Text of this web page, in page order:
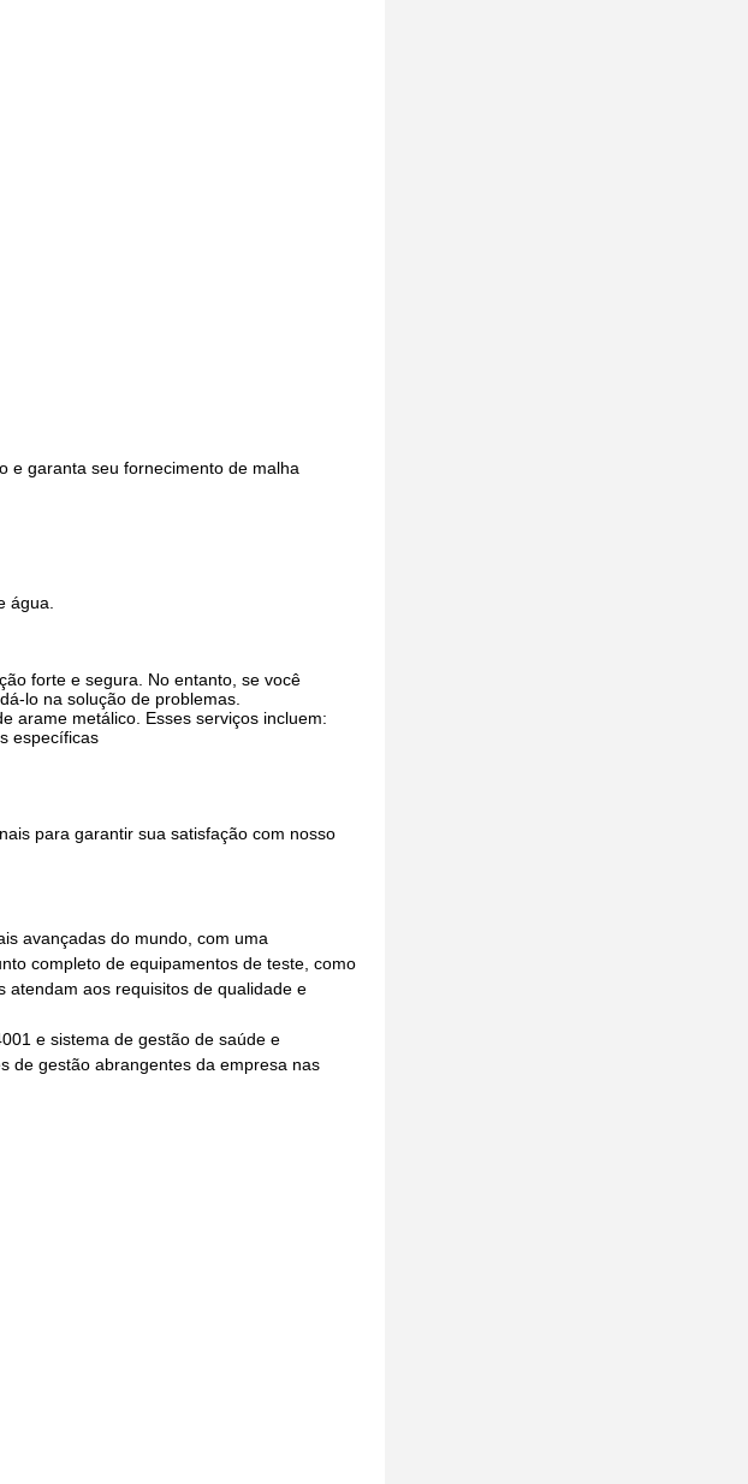
e garanta seu fornecimento de malha
água.
forte e segura. No entanto, se você
lo na solução de problemas.
arame metálico. Esses serviços incluem:
específicas
para garantir sua satisfação com nosso
avançadas do mundo, com uma
completo de equipamentos de teste, como
atendam aos requisitos de qualidade e
e sistema de gestão de saúde e
de gestão abrangentes da empresa nas